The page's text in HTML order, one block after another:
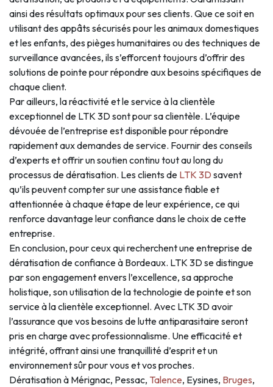
ainsi des résultats optimaux pour ses clients. Que ce soit en
utilisant des appâts sécurisés pour les animaux domestiques
et les enfants, des pièges humanitaires ou des techniques de
surveillance avancées, ils s’efforcent toujours d’offrir des
solutions de pointe pour répondre aux besoins spécifiques de
chaque client.
Par ailleurs, la réactivité et le service à la clientèle
exceptionnel de LTK 3D sont pour sa clientèle. L’équipe
dévouée de l’entreprise est disponible pour répondre
rapidement aux demandes de service. Fournir des conseils
d’experts et offrir un soutien continu tout au long du
processus de dératisation. Les clients de LTK 3D savent
qu’ils peuvent compter sur une assistance fiable et
attentionnée à chaque étape de leur expérience, ce qui
renforce davantage leur confiance dans le choix de cette
entreprise.
En conclusion, pour ceux qui recherchent une entreprise de
dératisation de confiance à Bordeaux. LTK 3D se distingue
par son engagement envers l’excellence, sa approche
holistique, son utilisation de la technologie de pointe et son
service à la clientèle exceptionnel. Avec LTK 3D avoir
l’assurance que vos besoins de lutte antiparasitaire seront
pris en charge avec professionnalisme. Une efficacité et
intégrité, offrant ainsi une tranquillité d’esprit et un
environnement sûr pour vous et vos proches.
Dératisation à Mérignac, Pessac, Talence, Eysines, Bruges,